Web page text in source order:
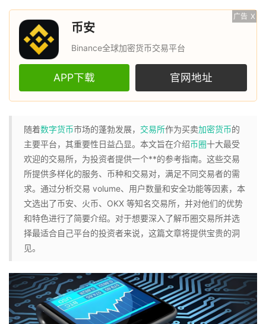
广告 X
币安
Binance全球加密货币交易平台
APP下载 官网地址
随着数字货币市场的蓬勃发展， 交易所作为买卖加密货币的
主要平台，其重要性日益凸显。本文旨在介绍币圈十大最受
欢迎的交易所，为投资者提供一个**的参考指南。这些交易
所提供多样化的服务、币种和交易对，满足不同交易者的需
求。通过分析交易 volume、用户数量和安全功能等因素，本
文选出了币安、火币、OKX 等知名交易所，并对他们的优势
和特色进行了简要介绍。对于想要深入了解币圈交易所并选
择最适合自己平台的投资者来说，这篇文章将提供宝贵的洞
见。